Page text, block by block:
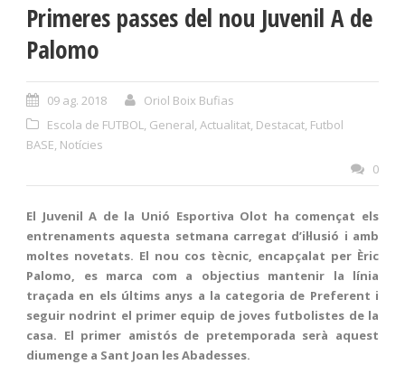
Primeres passes del nou Juvenil A de
Palomo
09 ag. 2018
Oriol Boix Bufias
Escola de FUTBOL, General, Actualitat, Destacat, Futbol
BASE, Notícies
0
El Juvenil A de la Unió Esportiva Olot ha començat els
entrenaments aquesta setmana carregat d’il·lusió i amb
moltes novetats. El nou cos tècnic, encapçalat per Èric
Palomo, es marca com a objectius mantenir la línia
traçada en els últims anys a la categoria de Preferent i
seguir nodrint el primer equip de joves futbolistes de la
casa. El primer amistós de pretemporada serà aquest
diumenge a Sant Joan les Abadesses.